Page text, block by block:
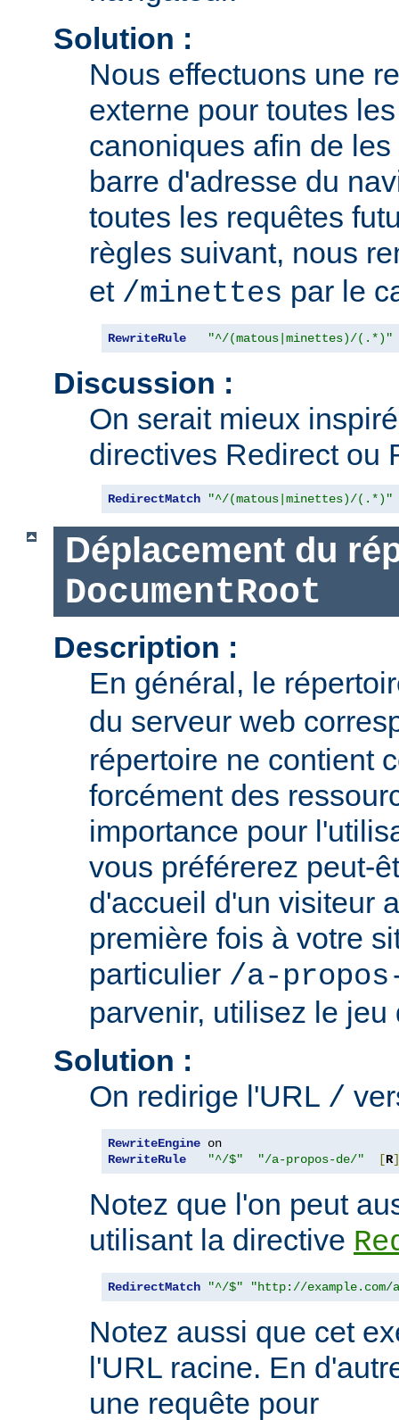
Solution :
Nous effectuons une
externe pour toutes
canoniques afin de
barre d'adresse du
toutes les requêtes
règles suivant, nous
et /minettes par le
RewriteRule "^/(matous|minettes)/(.*)"
Discussion :
On serait mieux
directives Redirect ou
RedirectMatch "^/(matous|minettes)/(.*)"
Déplacement du
DocumentRoot
Description :
En général, le
du serveur web
répertoire ne contient
forcément des
importance pour
vous préférerez peut-
d'accueil d'un visiteur
première fois à votre
particulier /a-
parvenir, utilisez le
Solution :
On redirige l'URL /
RewriteEngine
RewriteRule
"^/$" "/a-propos-de/" [R]
Notez que l'on peut
utilisant la directive
RedirectMatch "^/$" "http://example.com/
Notez aussi que cet
l'URL racine. En
une requête pour